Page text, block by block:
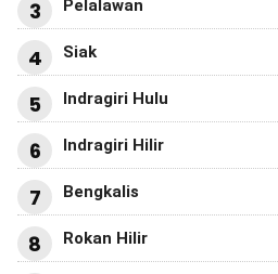
3 Pelalawan
4 Siak
5 Indragiri Hulu
6 Indragiri Hilir
7 Bengkalis
8 Rokan Hilir